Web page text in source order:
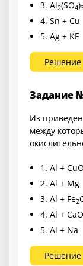
3. Al2(SO4)
4. Sn + Cu
5. Ag + KF
Решение
Задание
Из
между
1. Al + CuO
2. Al + Mg
3. Al + Fe2
4. Al + CaO
5. Al + Na
Решение